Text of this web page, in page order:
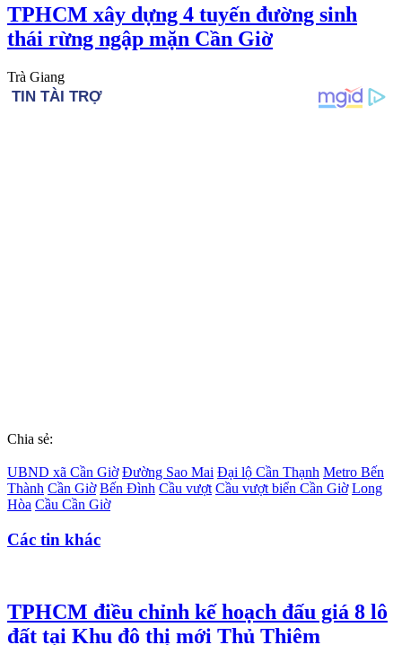
TPHCM xây dựng 4 tuyến đường sinh
thái rừng ngập mặn Cần Giờ
Trà Giang
Chia sẻ:
UBND xã Cần Giờ Đường Sao Mai Đại lộ Cần Thạnh Metro Bến
Thành Cần Giờ Bến Đình Cầu vượt Cầu vượt biển Cần Giờ Long
Hòa Cầu Cần Giờ
Các tin khác
TPHCM điều chỉnh kế hoạch đấu giá 8 lô
đất tại Khu đô thị mới Thủ Thiêm